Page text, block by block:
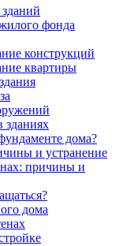
фонда
конструкций
квартиры
зданиях
дома?
и устранение
причины и
дома